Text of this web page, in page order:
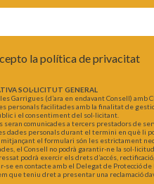
lapolítica de privacitat
SOL·LICITUT GENERAL
Garrigues (d’ara en endavant Consell)
personals facilitades amb la finalitat de
i el consentiment del sol·licitant.
seran comunicades a tercers prestadors de
dades personals durant el termini en què li
mitjançant el formulari són les estrictament
el Consell no podrà garantir-ne la sol·licitud.
podrà exercir els drets d’accés,
se en contacte amb el Delegat de Protecció
que teniu dret a presentar una reclamació